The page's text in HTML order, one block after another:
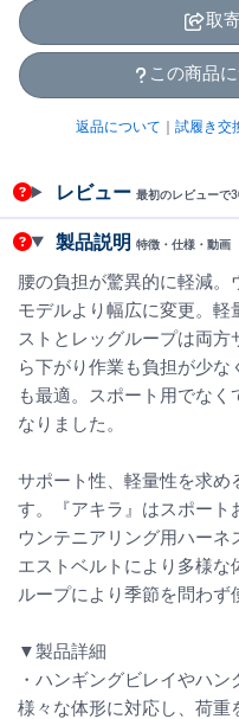
取
この商品
返品について 試履き交
レビュー 最初のレビューで
製品説明 特徴・仕様・動画
腰の負担が驚異的に軽減。
モデルより幅広に変更。軽
ストとレッグループは両
ら下がり作業も負担が少な
も最適。スポート用でな
なりました。
サポート性、軽量性を求め
す。『アキラ』はスポート
ウンテニアリング用ハーネ
エストベルトにより多様な
ループにより季節を問わず
▼製品詳細
・ハンギングビレイやハ
様々な体形に対応し、荷重